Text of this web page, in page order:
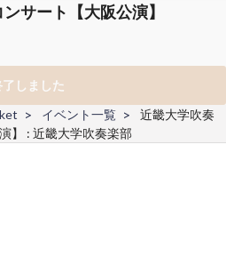
サート【大阪公演】
了しました
イベント一覧
近畿大学吹奏
】 : 近畿大学吹奏楽部